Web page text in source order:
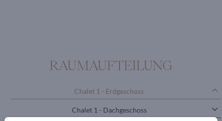
RAUMAUFTEILUNG
Chalet 1 - Erdgeschoss
Chalet 1 - Dachgeschoss